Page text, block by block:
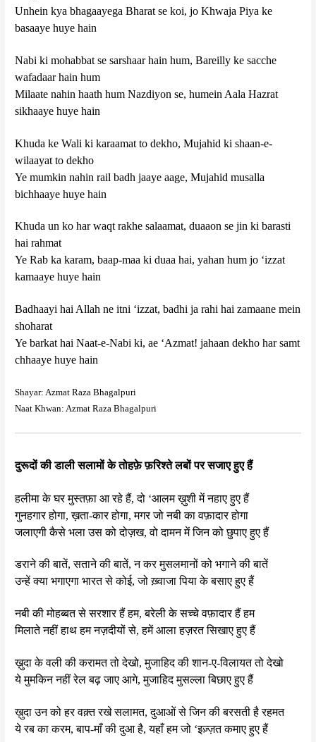
Unhein kya bhagaayega Bharat se koi, jo Khwaja Piya ke
basaaye huye hain
Nabi ki mohabbat se sarshaar hain hum, Bareilly ke sacche
wafadaar hain hum
Milaate nahin haath hum Nazdiyon se, humein Aala Hazrat
sikhaaye huye hain
Khuda ke Wali ki karaamat to dekho, Mujahid ki shaan-e-
wilaayat to dekho
Ye mumkin nahin rail badh jaaye aage, Mujahid musalla
bichhaaye huye hain
Khuda un ko har waqt rakhe salaamat, duaaon se jin ki barasti
hai rahmat
Ye Rab ka karam, baap-maa ki duaa hai, yahan hum jo ‘izzat
kamaaye huye hain
Badhaayi hai Allah ne itni ‘izzat, badhi ja rahi hai zamaane mein
shoharat
Ye barkat hai Naat-e-Nabi ki, ae ‘Azmat! jahaan dekho har samt
chhaaye huye hain
Shayar: Azmat Raza Bhagalpuri
Naat Khwan: Azmat Raza Bhagalpuri
दुरूदों की डाली सलामों के तोहफ़े फ़रिश्ते लबों पर सजाए हुए हैं
हलीमा के घर मुस्तफ़ा आ रहे हैं, दो ‘आलम ख़ुशी में नहाए हुए हैं
गुनहगार होगा, ख़ता-कार होगा, मगर जो नबी का वफ़ादार होगा
जलाएगी कैसे भला उस को दोज़ख, वो दामन में जिन को छुपाए हुए हैं
डराने की बातें, सताने की बातें, न कर मुसलमानों को भगाने की बातें
उन्हें क्या भगाएगा भारत से कोई, जो ख़्वाजा पिया के बसाए हुए हैं
नबी की मोहब्बत से सरशार हैं हम, बरेली के सच्चे वफ़ादार हैं हम
मिलाते नहीं हाथ हम नज़दीयों से, हमें आला हज़रत सिखाए हुए हैं
ख़ुदा के वली की करामत तो देखो, मुजाहिद की शान-ए-विलायत तो देखो
ये मुमकिन नहीं रेल बढ़ जाए आगे, मुजाहिद मुसल्ला बिछाए हुए हैं
ख़ुदा उन को हर वक़्त रखे सलामत, दुआओं से जिन की बरसती है रहमत
ये रब का करम, बाप-माँ की दुआ है, यहाँ हम जो ‘इज़्ज़त कमाए हुए हैं